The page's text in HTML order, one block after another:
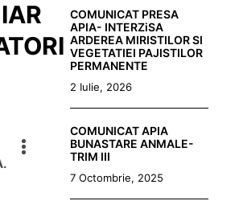
COMUNICAT PRESA
APIA- INTERZiSA
ARDEREA MIRISTILOR SI
VEGETATIEI PAJISTILOR
PERMANENTE
2 Iulie, 2026
COMUNICAT APIA
BUNASTARE ANMALE-
TRIM III
7 Octombrie, 2025